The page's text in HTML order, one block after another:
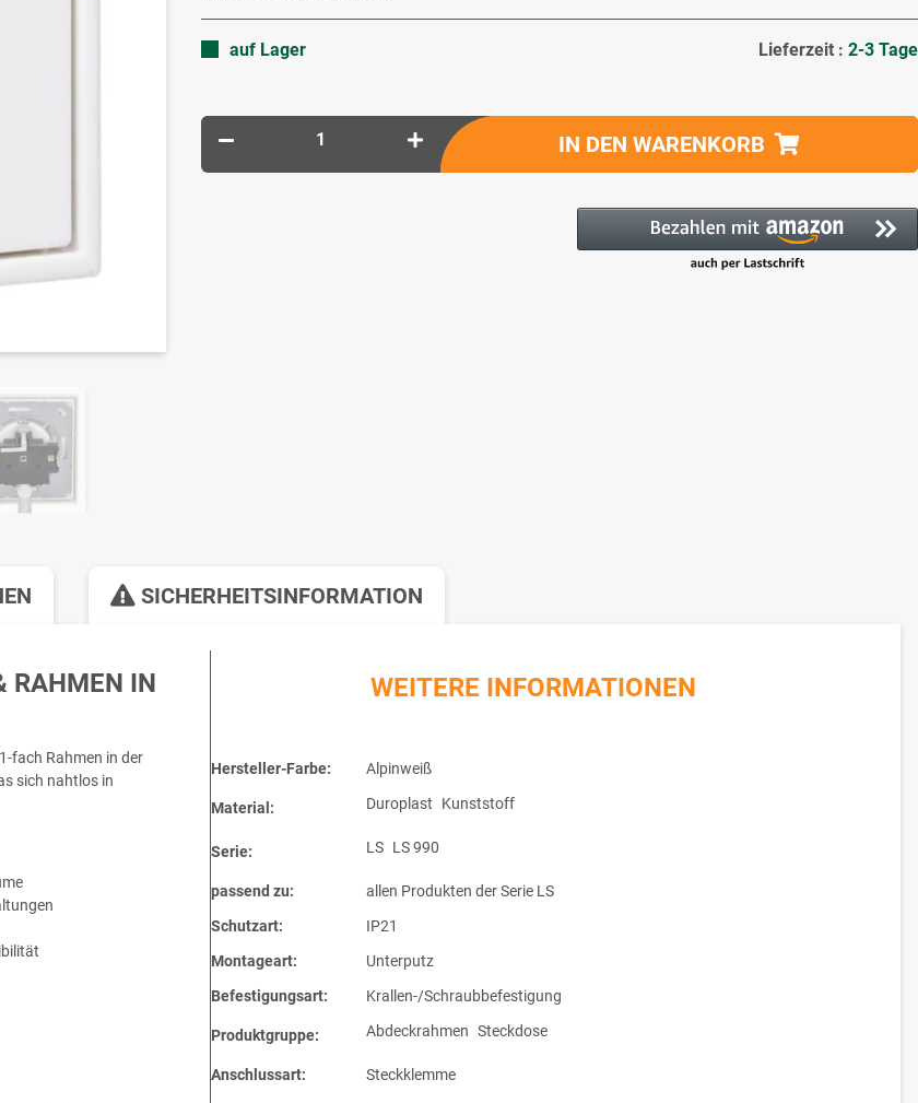
auf Lager Lieferzeit : 2-3 Tage
IN DEN WARENKORB
SICHERHEITSINFORMATION
RAHMEN IN
fach Rahmen in der
sich nahtlos in
WEITERE INFORMATIONEN
Hersteller-Farbe: Alpinweiß
Material: Duroplast Kunststoff
Serie: LS LS 990
passend zu:
allen Produkten der Serie LS
Schutzart:
IP21
Montageart:
Unterputz
Befestigungsart:
Krallen-/Schraubbefestigung
Produktgruppe: Abdeckrahmen Steckdose
Anschlussart: Steckklemme